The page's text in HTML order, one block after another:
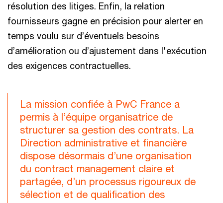
résolution des litiges. Enfin, la relation
fournisseurs gagne en précision pour alerter en
temps voulu sur d’éventuels besoins
d’amélioration ou d’ajustement dans l'exécution
des exigences contractuelles.
La mission confiée à PwC France a
permis à l’équipe organisatrice de
structurer sa gestion des contrats. La
Direction administrative et financière
dispose désormais d’une organisation
du contract management claire et
partagée, d’un processus rigoureux de
sélection et de qualification des